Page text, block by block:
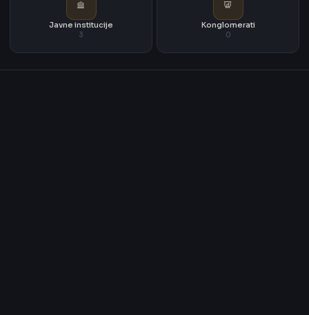
Javne institucije
3
Konglomerati
0